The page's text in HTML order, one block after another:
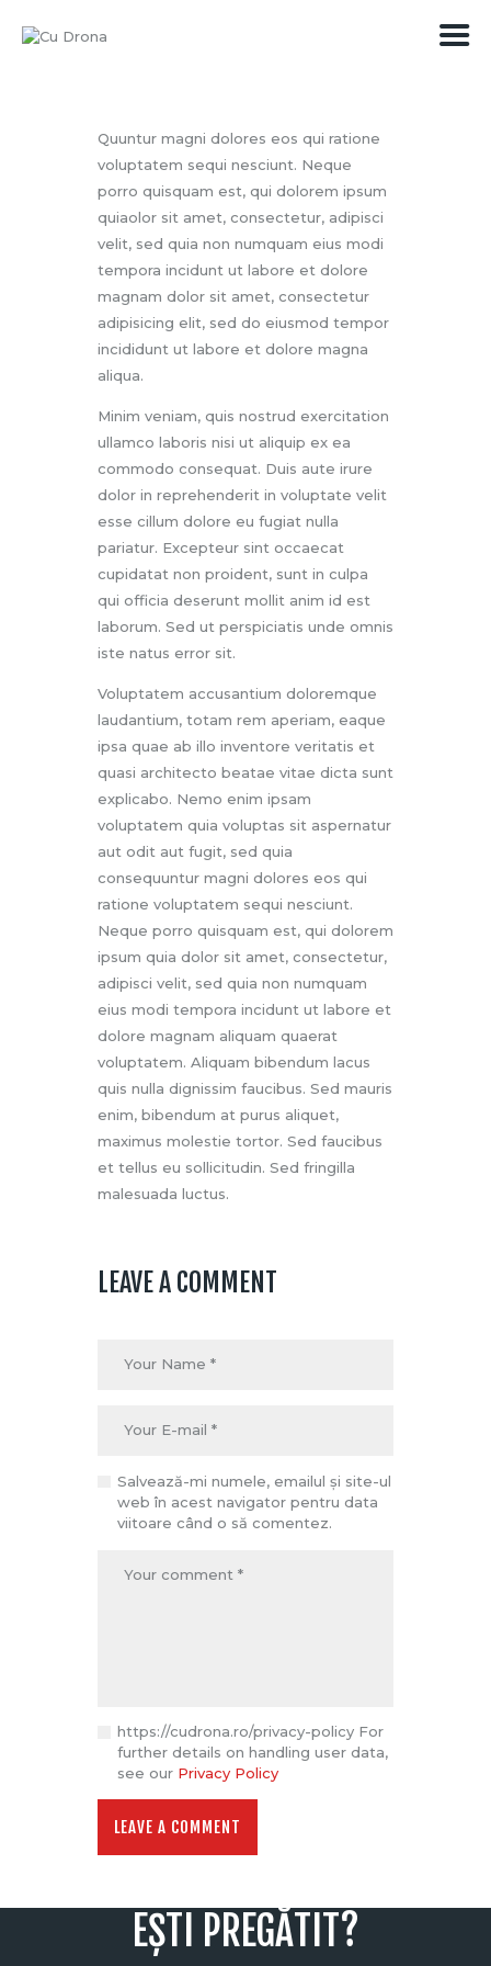
PREȚURI
SERVICII
MEDIA
CONTACT
Quuntur magni dolores eos qui ratione
voluptatem sequi nesciunt. Neque
porro quisquam est, qui dolorem ipsum
quiaolor sit amet, consectetur, adipisci
velit, sed quia non numquam eius modi
tempora incidunt ut labore et dolore
magnam dolor sit amet, consectetur
adipisicing elit, sed do eiusmod tempor
incididunt ut labore et dolore magna
aliqua.
Minim veniam, quis nostrud exercitation
ullamco laboris nisi ut aliquip ex ea
commodo consequat. Duis aute irure
dolor in reprehenderit in voluptate velit
esse cillum dolore eu fugiat nulla
pariatur. Excepteur sint occaecat
cupidatat non proident, sunt in culpa
qui officia deserunt mollit anim id est
laborum. Sed ut perspiciatis unde omnis
iste natus error sit.
Voluptatem accusantium doloremque
laudantium, totam rem aperiam, eaque
ipsa quae ab illo inventore veritatis et
quasi architecto beatae vitae dicta sunt
explicabo. Nemo enim ipsam
voluptatem quia voluptas sit aspernatur
aut odit aut fugit, sed quia
consequuntur magni dolores eos qui
ratione voluptatem sequi nesciunt.
Neque porro quisquam est, qui dolorem
ipsum quia dolor sit amet, consectetur,
adipisci velit, sed quia non numquam
eius modi tempora incidunt ut labore et
dolore magnam aliquam quaerat
voluptatem. Aliquam bibendum lacus
quis nulla dignissim faucibus. Sed mauris
enim, bibendum at purus aliquet,
maximus molestie tortor. Sed faucibus
et tellus eu sollicitudin. Sed fringilla
malesuada luctus.
LEAVE A COMMENT
Salvează-mi numele, emailul și site-ul
web în acest navigator pentru data
viitoare când o să comentez.
https://cudrona.ro/privacy-policy For
further details on handling user data,
see our Privacy Policy
EȘTI PREGĂTIT?